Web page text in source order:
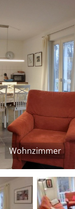
Wohnzimmer